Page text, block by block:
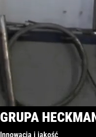
GRUPA
Innowacja i jakość